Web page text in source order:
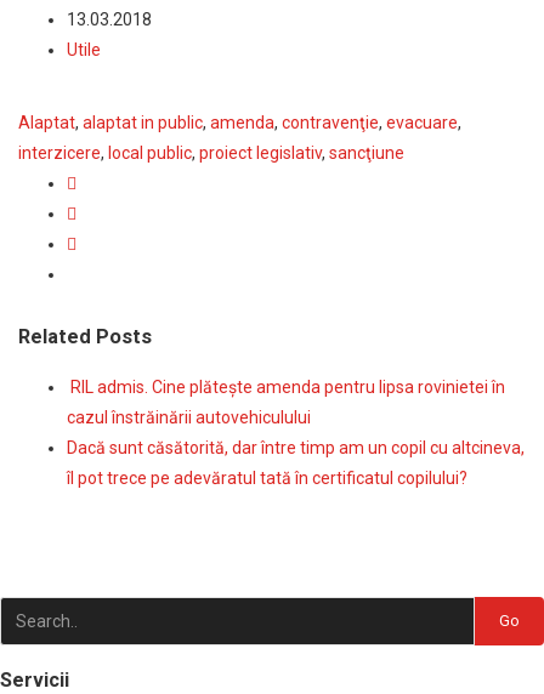
13.03.2018
Utile
Alaptat, alaptat in public, amenda, contravenţie, evacuare,
interzicere, local public, proiect legislativ, sancţiune
Related Posts
RIL admis. Cine plăteşte amenda pentru lipsa rovinietei în
cazul înstrăinării autovehiculului
Dacă sunt căsătorită, dar între timp am un copil cu altcineva,
îl pot trece pe adevăratul tată în certificatul copilului?
Go
Servicii